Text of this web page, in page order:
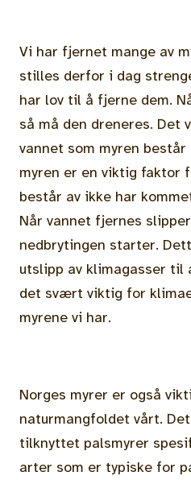
Vi har fjernet mange av
stilles derfor i dag
har lov til å fjerne dem.
så må den dreneres. Det
vannet som myren består
myren er en viktig faktor
består av ikke har
Når vannet fjernes
nedbrytingen starter.
utslipp av klimagasser
det svært viktig for
myrene vi har.
Norges myrer er også
naturmangfoldet vårt.
tilknyttet palsmyrer
arter som er typiske for